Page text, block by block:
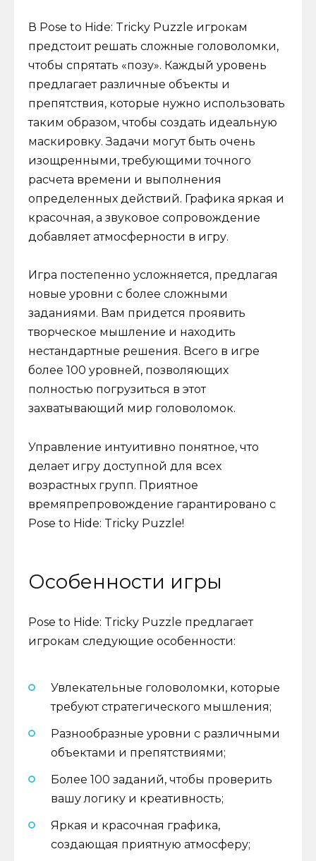
В Pose to Hide: Tricky Puzzle игрокам
предстоит решать сложные головоломки,
чтобы спрятать «позу». Каждый уровень
предлагает различные объекты и
препятствия, которые нужно использовать
таким образом, чтобы создать идеальную
маскировку. Задачи могут быть очень
изощренными, требующими точного
расчета времени и выполнения
определенных действий. Графика яркая и
красочная, а звуковое сопровождение
добавляет атмосферности в игру.
Игра постепенно усложняется, предлагая
новые уровни с более сложными
заданиями. Вам придется проявить
творческое мышление и находить
нестандартные решения. Всего в игре
более 100 уровней, позволяющих
полностью погрузиться в этот
захватывающий мир головоломок.
Управление интуитивно понятное, что
делает игру доступной для всех
возрастных групп. Приятное
времяпрепровождение гарантировано с
Pose to Hide: Tricky Puzzle!
Особенности игры
Pose to Hide: Tricky Puzzle предлагает
игрокам следующие особенности:
Увлекательные головоломки, которые
требуют стратегического мышления;
Разнообразные уровни с различными
объектами и препятствиями;
Более 100 заданий, чтобы проверить
вашу логику и креативность;
Яркая и красочная графика,
создающая приятную атмосферу;